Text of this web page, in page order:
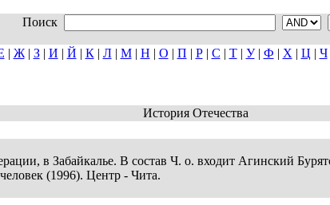
Поиск
| Ж| З| И | Й | К| Л| М| Н | О | П | Р| С | Т| У| Ф | Х | Ц | Ч
История Отечества
в Забайкалье. В состав Ч. о. входит Агинский
(1996). Центр - Чита.